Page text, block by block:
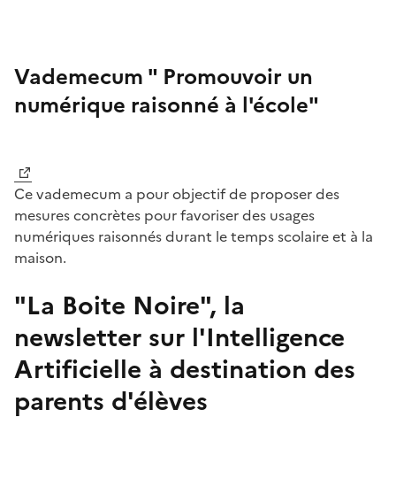
Vademecum " Promouvoir un
numérique raisonné à l'école"
Ce vademecum a pour objectif de proposer des
mesures concrètes pour favoriser des usages
numériques raisonnés durant le temps scolaire et à la
maison.
"La Boite Noire", la
newsletter sur l'Intelligence
Artificielle à destination des
parents d'élèves